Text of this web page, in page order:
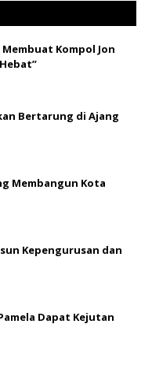
Kompol Jon
Bertarung di Ajang
Membangun Kota
Kepengurusan dan
Dapat Kejutan